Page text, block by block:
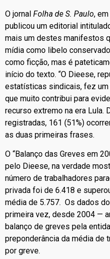
O jornal Folha de S. Paulo,
publicou um editorial
mais um destes manifestos
mídia como libelo
como ficção, mas é
início do texto. “O Dieese,
estatísticas sindicais, fez
que muito contribui para
recurso extremo na era Lula.
registradas, 161 (51%)
as duas primeiras frases.
O “Balanço das Greves em
pelo Dieese, na verdade
número de trabalhadores
privada foi de 6.418 e
média de 5.757. Os dados
primeira vez, desde 2004 —
balanço de greves pela
preponderância da média de
por greve.